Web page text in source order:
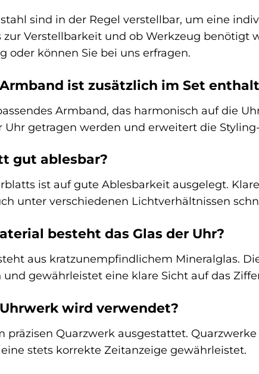
sind in der Regel verstellbar, um eine
Verstellbarkeit und ob Werkzeug benötigt
oder können Sie bei uns erfragen.
ist zusätzlich im Set
Armband, das harmonisch auf die
getragen werden und erweitert die
gut ablesbar?
ist auf gute Ablesbarkeit ausgelegt.
unter verschiedenen Lichtverhältnissen
besteht das Glas der Uhr?
aus kratzunempfindlichem Mineralglas.
gewährleistet eine klare Sicht auf das
wird verwendet?
präzisen Quarzwerk ausgestattet.
stets korrekte Zeitanzeige gewährleistet.